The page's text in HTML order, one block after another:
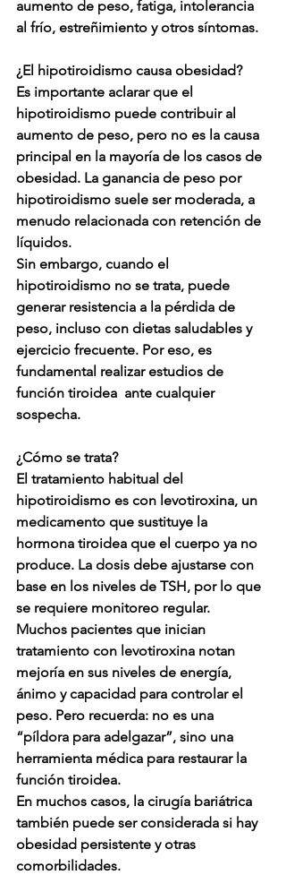
aumento de peso, fatiga, intolerancia
al frío, estreñimiento y otros síntomas.
¿El hipotiroidismo causa obesidad?
Es importante aclarar que el
hipotiroidismo puede contribuir al
aumento de peso, pero no es la causa
principal en la mayoría de los casos de
obesidad. La ganancia de peso por
hipotiroidismo suele ser moderada, a
menudo relacionada con retención de
líquidos.
Sin embargo, cuando el
hipotiroidismo no se trata, puede
generar resistencia a la pérdida de
peso, incluso con dietas saludables y
ejercicio frecuente. Por eso, es
fundamental realizar estudios de
función tiroidea  ante cualquier
sospecha.
¿Cómo se trata?
El tratamiento habitual del
hipotiroidismo es con levotiroxina, un
medicamento que sustituye la
hormona tiroidea que el cuerpo ya no
produce. La dosis debe ajustarse con
base en los niveles de TSH, por lo que
se requiere monitoreo regular.
Muchos pacientes que inician
tratamiento con levotiroxina notan
mejoría en sus niveles de energía,
ánimo y capacidad para controlar el
peso. Pero recuerda: no es una
“píldora para adelgazar”, sino una
herramienta médica para restaurar la
función tiroidea.
En muchos casos, la cirugía bariátrica
también puede ser considerada si hay
obesidad persistente y otras
comorbilidades.